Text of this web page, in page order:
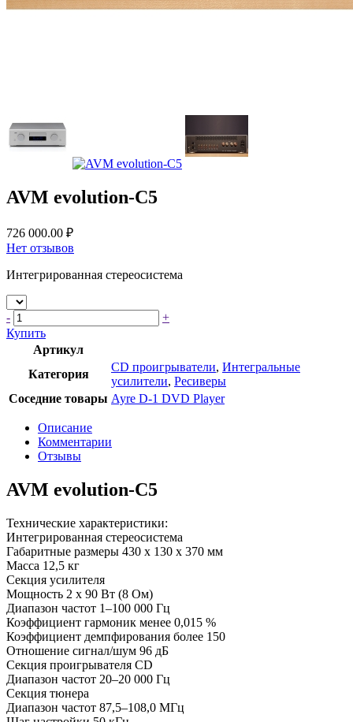
AVM evolution-C5
726 000.00 ₽
Нет отзывов
Интегрированная стереосистема
-
+
Купить
Артикул
Категория
CD проигрыватели, Интегральные
усилители, Ресиверы
Соседние товары Ayre D-1 DVD Player
Описание
Комментарии
Отзывы
AVM evolution-C5
Технические характеристики:
Интегрированная стереосистема
Габаритные размеры 430 х 130 х 370 мм
Масса 12,5 кг
Секция усилителя
Мощность 2 х 90 Вт (8 Ом)
Диапазон частот 1–100 000 Гц
Коэффициент гармоник менее 0,015 %
Коэффициент демпфирования более 150
Отношение сигнал/шум 96 дБ
Секция проигрывателя CD
Диапазон частот 20–20 000 Гц
Секция тюнера
Диапазон частот 87,5–108,0 МГц